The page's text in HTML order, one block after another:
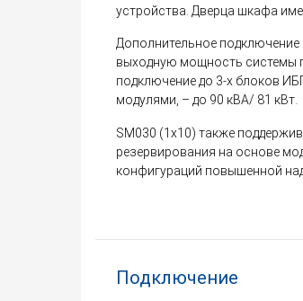
устройства. Дверца шкафа
Дополнительное
выходную мощность системы
подключение до 3-х блоков
модулями, – до 90 кВА/ 81 кВт.
SM030 (1x10) также
резервирования на основе
конфигураций повышенной
Подключение